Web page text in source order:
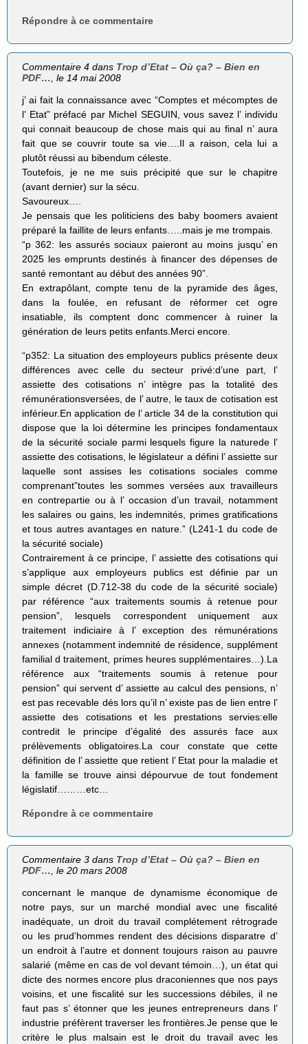
Répondre à ce commentaire
Commentaire 4 dans Trop d’Etat – Où ça? – Bien en
PDF…
, le 14 mai 2008
j’ ai fait la connaissance avec “Comptes et mécomptes de
l’ Etat” préfacé par Michel SEGUIN, vous savez l’ individu
qui connait beaucoup de chose mais qui au final n’ aura
fait que se couvrir toute sa vie….Il a raison, cela lui a
plutôt réussi au bibendum céleste.
Toutefois, je ne me suis précipité que sur le chapitre
(avant dernier) sur la sécu.
Savoureux….
Je pensais que les politiciens des baby boomers avaient
préparé la faillite de leurs enfants…..mais je me trompais.
“p 362: les assurés sociaux paieront au moins jusqu’ en
2025 les emprunts destinés à financer des dépenses de
santé remontant au début des années 90”.
En extrapôlant, compte tenu de la pyramide des âges,
dans la foulée, en refusant de réformer cet ogre
insatiable, ils comptent donc commencer à ruiner la
génération de leurs petits enfants.Merci encore.
“p352: La situation des employeurs publics présente deux
différences avec celle du secteur privé:d’une part, l’
assiette des cotisations n’ intègre pas la totalité des
rémunérationsversées, de l’ autre, le taux de cotisation est
inférieur.En application de l’ article 34 de la constitution qui
dispose que la loi détermine les principes fondamentaux
de la sécurité sociale parmi lesquels figure la naturede l’
assiette des cotisations, le législateur a défini l’ assiette sur
laquelle sont assises les cotisations sociales comme
comprenant”toutes les sommes versées aux travailleurs
en contrepartie ou à l’ occasion d’un travail, notamment
les salaires ou gains, les indemnités, primes gratifications
et tous autres avantages en nature.” (L241-1 du code de
la sécurité sociale)
Contrairement à ce principe, l’ assiette des cotisations qui
s’applique aux employeurs publics est définie par un
simple décret (D.712-38 du code de la sécurité sociale)
par référence “aux traitements soumis à retenue pour
pension”, lesquels correspondent uniquement aux
traitement indiciaire à l’ exception des rémunérations
annexes (notamment indemnité de résidence, supplément
familial d traitement, primes heures supplémentaires…).La
référence aux “traitements soumis à retenue pour
pension” qui servent d’ assiette au calcul des pensions, n’
est pas recevable dés lors qu’il n’ existe pas de lien entre l’
assiette des cotisations et les prestations servies:elle
contredit le principe d’égalité des assurés face aux
prélèvements obligatoires.La cour constate que cette
définition de l’ assiette que retient l’ Etat pour la maladie et
la famille se trouve ainsi dépourvue de tout fondement
législatif………etc…
Répondre à ce commentaire
Commentaire 3 dans Trop d’Etat – Où ça? – Bien en
PDF…
, le 20 mars 2008
concernant le manque de dynamisme économique de
notre pays, sur un marché mondial avec une fiscalité
inadéquate, un droit du travail complétement rétrograde
ou les prud’hommes rendent des décisions disparatre d’
un endroit à l’autre et donnent toujours raison au pauvre
salarié (même en cas de vol devant témoin…), un état qui
dicte des normes encore plus draconiennes que nos pays
voisins, et une fiscalité sur les successions débiles, il ne
faut pas s’ étonner que les jeunes entrepreneurs dans l’
industrie préfèrent traverser les frontières.Je pense que le
critère le plus malsain est le droit du travail avec les